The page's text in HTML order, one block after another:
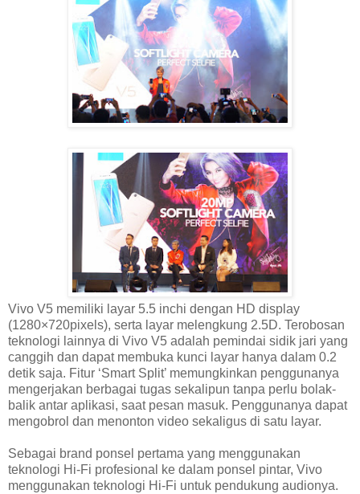
Vivo V5 memiliki layar 5.5 inchi dengan HD display
(1280×720pixels), serta layar melengkung 2.5D. Terobosan
teknologi lainnya di Vivo V5 adalah pemindai sidik jari yang
canggih dan dapat membuka kunci layar hanya dalam 0.2
detik saja. Fitur ‘Smart Split’ memungkinkan penggunanya
mengerjakan berbagai tugas sekalipun tanpa perlu bolak-
balik antar aplikasi, saat pesan masuk. Penggunanya dapat
mengobrol dan menonton video sekaligus di satu layar.
Sebagai brand ponsel pertama yang menggunakan
teknologi Hi-Fi profesional ke dalam ponsel pintar, Vivo
menggunakan teknologi Hi-Fi untuk pendukung audionya.